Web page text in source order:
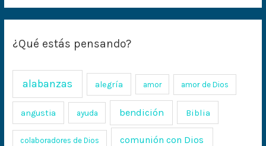
¿Qué estás pensando?
alabanzas alegría amor amor de Dios
angustia ayuda bendición Biblia
colaboradores de Dios comunión con Dios